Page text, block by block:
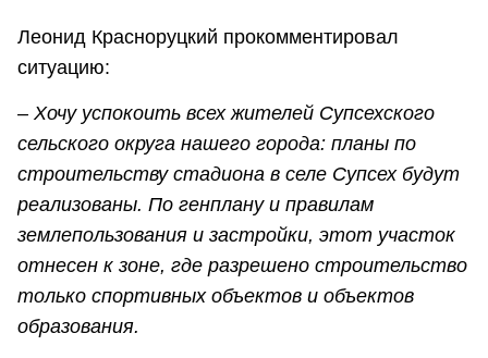
Леонид Красноруцкий прокомментировал
ситуацию:
– Хочу успокоить всех жителей Супсехского
сельского округа нашего города: планы по
строительству стадиона в селе Супсех будут
реализованы. По генплану и правилам
землепользования и застройки, этот участок
отнесен к зоне, где разрешено строительство
только спортивных объектов и объектов
образования.